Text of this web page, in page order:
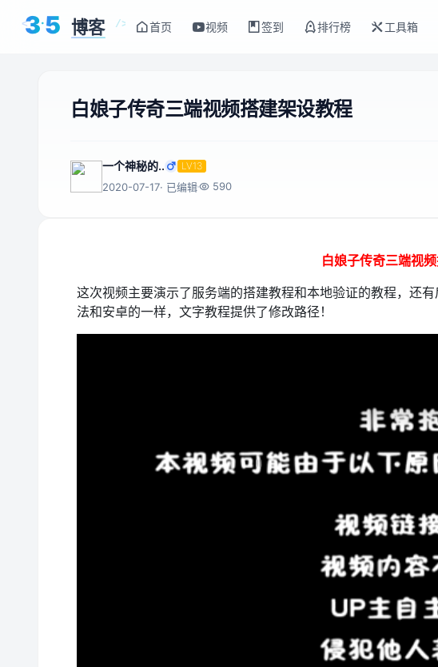
< />
35 博客 首页 视频 签到 排行榜 工具箱
白娘子传奇三端视频搭建架设教程
一个神秘的.. LV13
2020-07-17· 已编辑 590
白娘子传奇三端视
这次视频主要演示了服务端的搭建教程和本地验证的教程，还
法和安卓的一样，文字教程提供了修改路径！